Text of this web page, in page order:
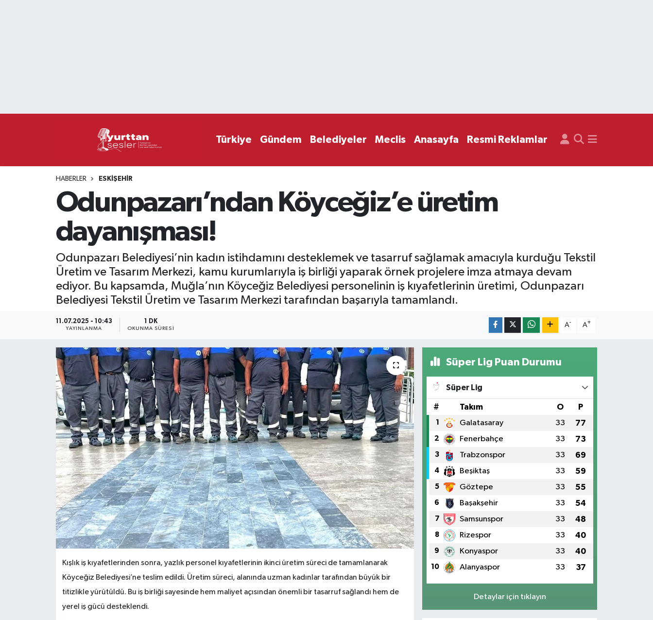
Türkiye Gündem Belediyeler Meclis Anasayfa Resmi Reklamlar
HABERLER ESKIŞEHIR
Odunpazarı’ndan Köyceğiz’e üretim
dayanışması!
Odunpazarı Belediyesi’nin kadın istihdamını desteklemek ve tasarruf sağlamak amacıyla kurduğu Tekstil
Üretim ve Tasarım Merkezi, kamu kurumlarıyla iş birliği yaparak örnek projelere imza atmaya devam
ediyor. Bu kapsamda, Muğla’nın Köyceğiz Belediyesi personelinin iş kıyafetlerinin üretimi, Odunpazarı
Belediyesi Tekstil Üretim ve Tasarım Merkezi tarafından başarıyla tamamlandı.
11.07.2025 - 10:43
YAYINLANMA
1 DK
OKUNMA SÜRESI
A- A+
Kışlık iş kıyafetlerinden sonra, yazlık personel kıyafetlerinin ikinci üretim süreci de tamamlanarak
Köyceğiz Belediyesi’ne teslim edildi. Üretim süreci, alanında uzman kadınlar tarafından büyük bir
titizlikle yürütüldü. Bu iş birliği sayesinde hem maliyet açısından önemli bir tasarruf sağlandı hem de
yerel iş gücü desteklendi.
Süper Lig Puan Durumu
Süper Lig
# Takım O P
1 Galatasaray 33 77
2 Fenerbahçe 33 73
3 Trabzonspor 33 69
4 Beşiktaş 33 59
5 Göztepe 33 55
6 Başakşehir 33 54
7 Samsunspor 33 48
8 Rizespor 33 40
9 Konyaspor 33 40
10 Alanyaspor 33 37
Detaylar için tıklayın
Süper Lig Puan Durumu ve Fikstür
Haber Arşivi